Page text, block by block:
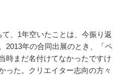
、1年空いたことは、今振り返
2013年の合同出展のとき、「ペ
時まだ名付けてなかったですけ
った。クリエイター志向の方々